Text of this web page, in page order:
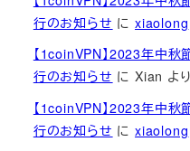
行のお知らせ にxiaolong
【1coinVPN】2023年中秋
行のお知らせ にXian より
【1coinVPN】2023年中秋
行のお知らせ にxiaolong